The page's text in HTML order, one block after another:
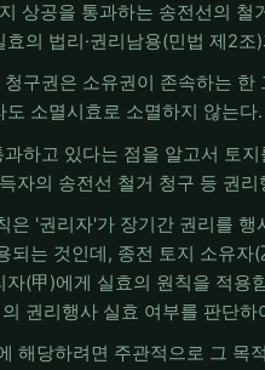
상공을 통과하는 송전선의 철
효의 법리·권리남용(민법 제2
구권은 소유권이 존속하는 한
소멸시효로 소멸하지 않는다.
하고 있다는 점을 알고서 토
자의 송전선 철거 청구 등 권
'권리자'가 장기간 권리를 행
되는 것인데, 종전 토지 소유
(甲)에게 실효의 원칙을 적
권리행사 실효 여부를 판단
당하려면 주관적으로 그 목